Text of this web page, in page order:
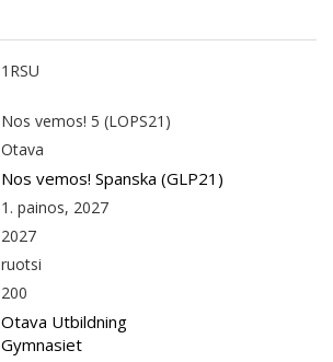
1RSU
Nos vemos! 5 (LOPS21)
Otava
Nos vemos! Spanska (GLP21)
1. painos, 2027
2027
ruotsi
200
Otava Utbildning
Gymnasiet